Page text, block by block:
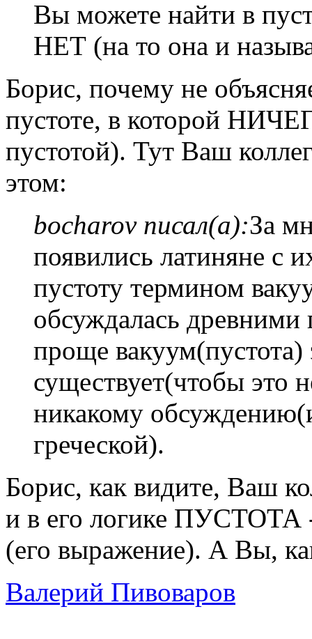
Вы можете найти в
НЕТ (на то она и
Борис, почему не
пустоте, в которой
пустотой). Тут Ваш
этом:
bocharov писал(а):За
появились латиняне с
пустоту термином
обсуждалась
проще вакуум(пустота)
существует(чтобы это
никакому
греческой).
Борис, как видите, Ваш
и в его логике ПУСТОТА
(его выражение). А Вы,
Валерий Пивоваров